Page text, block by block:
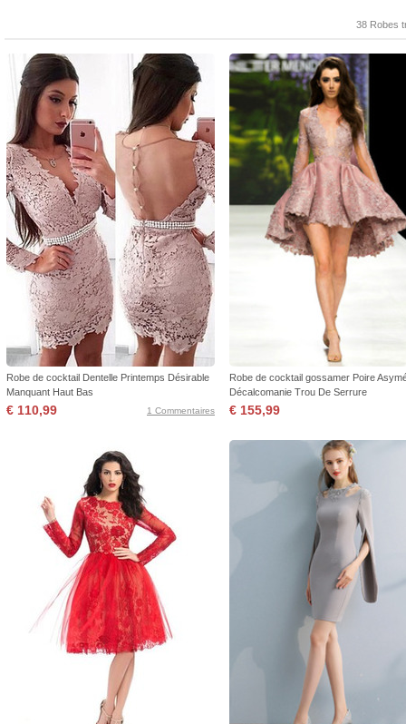
38 Robes
Robe de cocktail Dentelle Printemps Désirable
Manquant Haut Bas
€ 110,99 1 Commentaires
Robe de cocktail gossamer Poire
Décalcomanie Trou De Serrure
€ 155,99